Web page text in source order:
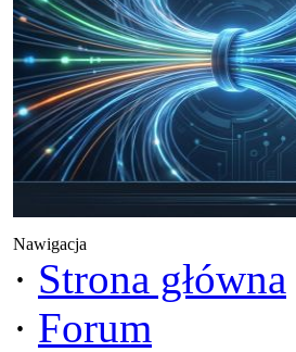
Nawigacja
· Strona główna
· Forum